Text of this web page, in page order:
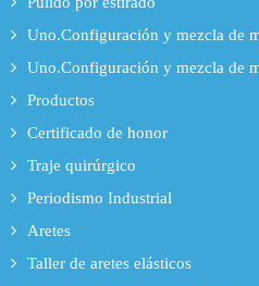
Uno.Configuración y mezcla de
Uno.Configuración y mezcla de
Productos
Certificado de honor
Traje quirúrgico
Periodismo Industrial
Aretes
Taller de aretes elásticos